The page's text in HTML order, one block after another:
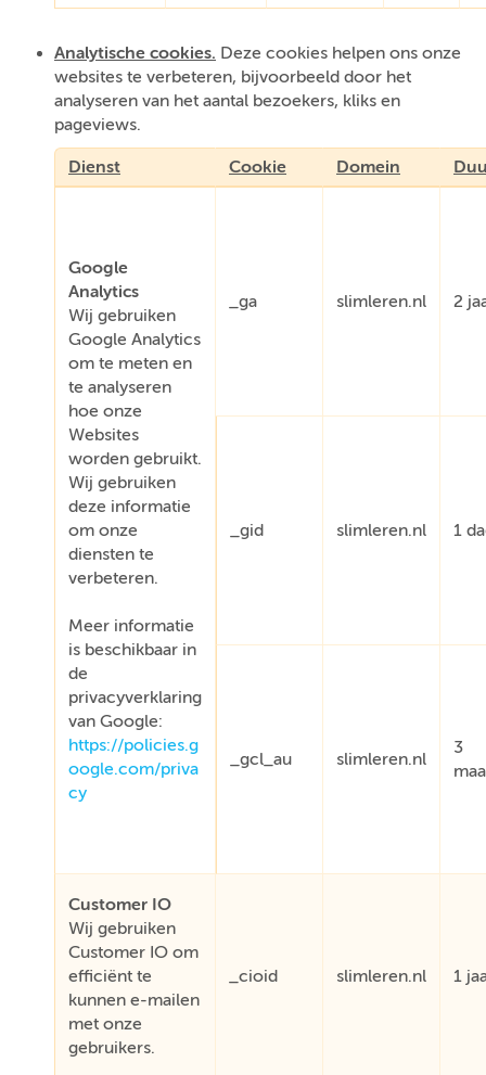
Analytische cookies. Deze cookies helpen ons onze
websites te verbeteren, bijvoorbeeld door het
analyseren van het aantal bezoekers, kliks en
pageviews.
Dienst Cookie Domein
Google
Analytics
Wij gebruiken
Google Analytics
om te meten en
te analyseren
hoe onze
Websites
worden gebruikt.
Wij gebruiken
deze informatie
om onze
diensten te
verbeteren.
Meer informatie
is beschikbaar in
de
privacyverklaring
van Google:
https://policies.g
oogle.com/priva
cy
_ga slimleren.nl 2
_gid slimleren.nl 1
_gcl_au slimleren.nl
3
Customer IO
Wij gebruiken
Customer IO om
efficiënt te
kunnen e-mailen
met onze
gebruikers.
_cioid slimleren.nl 1